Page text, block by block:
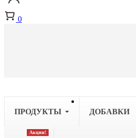
0
ПРОДУКТЫ ДОБАВКИ
Акции!